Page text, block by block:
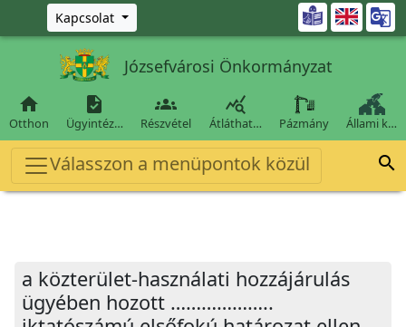
Ugrás a fő tartalomra
Kapcsolat 
Józsefvárosi Önkormányzat

Otthon

Ügyintéz…

Részvétel

Átláthat… Pázmány Állami k…
Válasszon a menüpontok közül 
a közterület-használati hozzájárulás
ügyében hozott ………………..